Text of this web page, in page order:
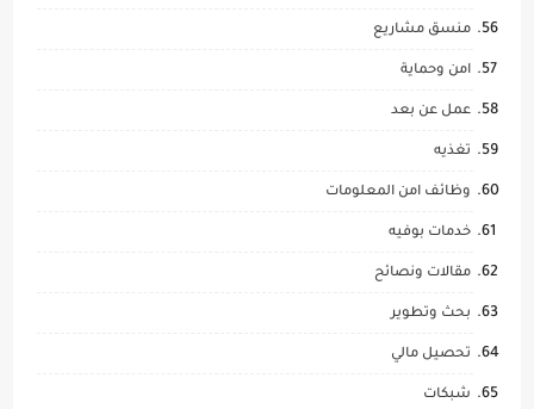
منسق مشاريع
امن وحماية
عمل عن بعد
تغذيه
وظائف امن المعلومات
خدمات بوفيه
مقالات ونصائح
بحث وتطوير
تحصيل مالي
شبكات